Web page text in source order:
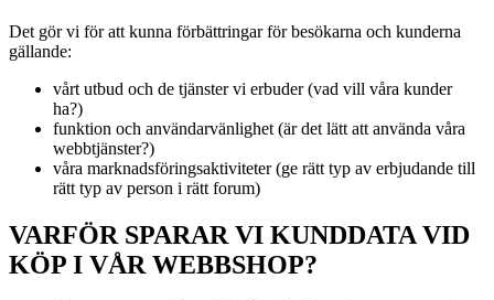
Det gör vi för att kunna förbättringar för besökarna och kunderna
gällande:
vårt utbud och de tjänster vi erbuder (vad vill våra kunder
ha?)
funktion och användarvänlighet (är det lätt att använda våra
webbtjänster?)
våra marknadsföringsaktiviteter (ge rätt typ av erbjudande till
rätt typ av person i rätt forum)
VARFÖR SPARAR VI KUNDDATA VID
KÖP I VÅR WEBBSHOP?